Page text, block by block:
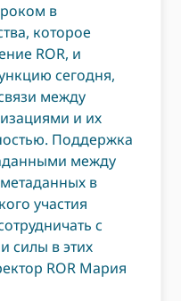
в
которое
ROR, и
сегодня,
между
и их
Поддержка
между
в
участия
с
силы в этих
ROR Мария